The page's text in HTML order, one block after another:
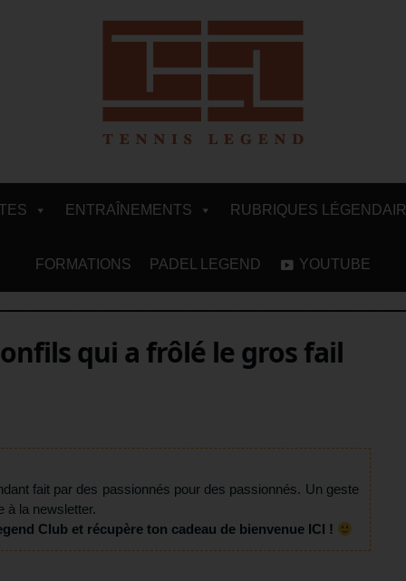
ENTRAÎNEMENTS RUBRIQUES
FORMATIONS PADEL LEGEND YOUTUBE
qui a frôlé le gros fail
fait par des passionnés pour des passionnés. Un geste
à la newsletter.
Club et récupère ton cadeau de bienvenue ICI !